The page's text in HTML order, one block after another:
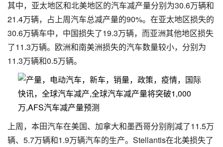
其中，亚太地区和北美地区的汽车减产量分别为30.6万辆和
21.4万辆，占上周汽车总减产量的90%。在亚太地区损失的
30.6万辆车中，中国损失了19.3万辆，而亚洲其他地区损失
了11.3万辆。欧洲和南美洲损失的汽车数量较小，分别为
11.3万辆和0.5万辆。
上周，本田汽车在美国、加拿大和墨西哥分别削减了11.5万
辆、5.7万辆和1.9万辆汽车的生产。Stellantis在北美损失了